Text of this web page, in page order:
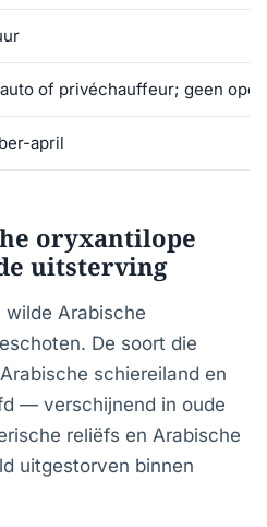
of privéchauffeur; geen
april
oryxantilope
uitsterving
wilde Arabische
De soort die
schiereiland en
— verschijnend in oude
reliëfs en Arabische
uitgestorven binnen